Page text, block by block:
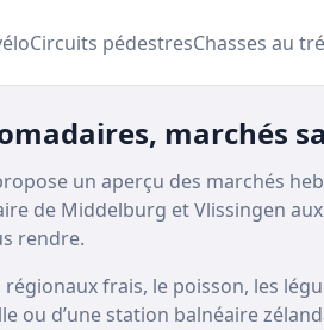
Circuits pédestresChasses au
marchés
un aperçu des marchés
de Middelburg et Vlissingen
rendre.
frais, le poisson, les
ou d’une station balnéaire